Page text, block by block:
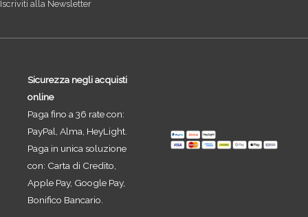
Iscriviti alla Newsletter
Sicurezza negli acquisti
online
Paga fino a 36 rate con:
PayPal, Alma, HeyLight.
Paga in unica soluzione
con: Carta di Credito,
Apple Pay, Google Pay,
Bonifico Bancario.